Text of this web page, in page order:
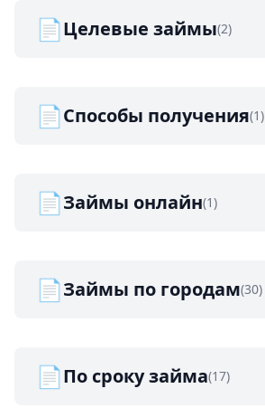
📄Целевые займы(2)
📄Способы получения(1)
📄Займы онлайн(1)
📄Займы по городам(30)
📄По сроку займа(17)